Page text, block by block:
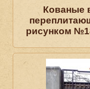
Кованые
рисунком